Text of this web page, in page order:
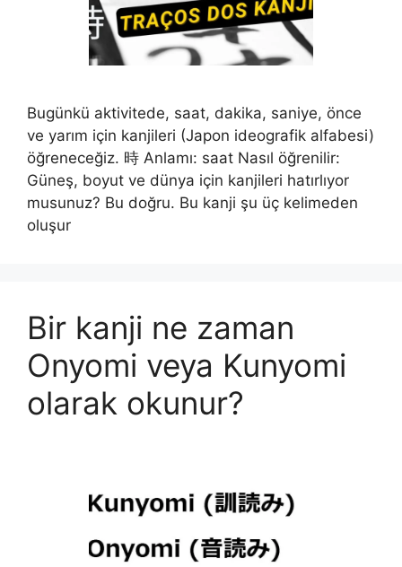
Bugünkü aktivitede, saat, dakika, saniye, önce
ve yarım için kanjileri (Japon ideografik alfabesi)
öğreneceğiz. 時 Anlamı: saat Nasıl öğrenilir:
Güneş, boyut ve dünya için kanjileri hatırlıyor
musunuz? Bu doğru. Bu kanji şu üç kelimeden
oluşur
Bir kanji ne zaman
Onyomi veya Kunyomi
olarak okunur?